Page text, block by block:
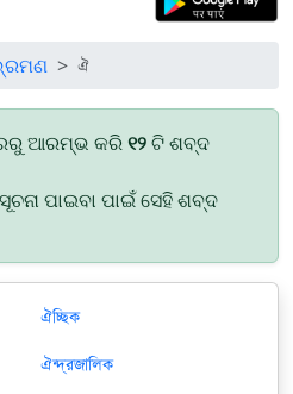
ঐ
ଆରମ୍ଭ କରି୧୨ଟି ଶବ୍ଦ
ପାଇବା ପାଇଁ ସେହି ଶବ୍ଦ
ঐচ্ছিক
ঐন্দ্রজালিক